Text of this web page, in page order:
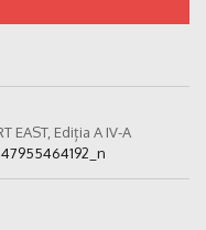
EAST, Ediția A IV-A